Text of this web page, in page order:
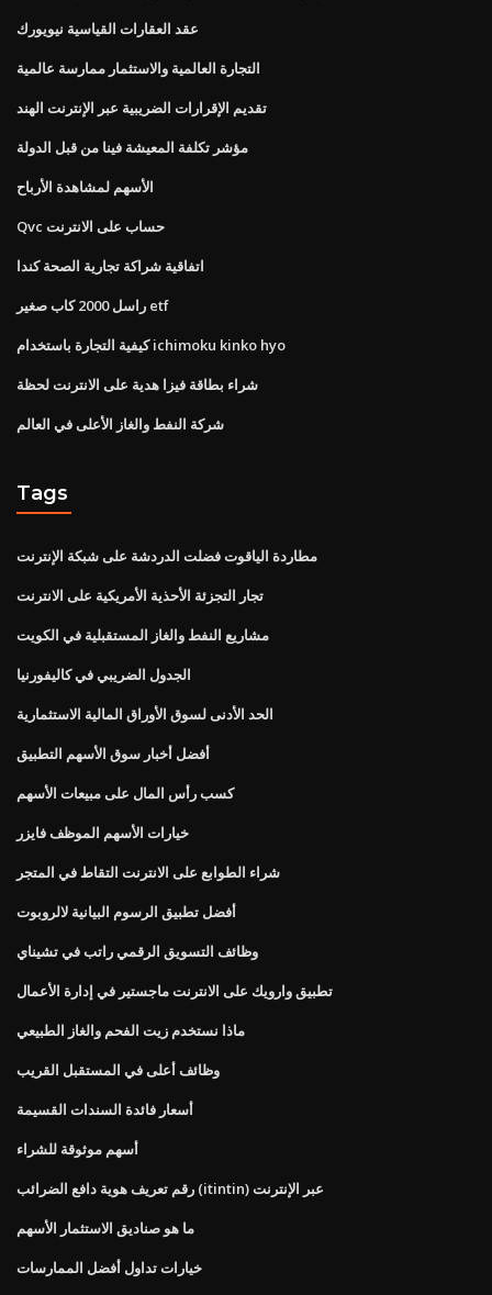
عقد العقارات القياسية نيويورك
التجارة العالمية والاستثمار ممارسة عالمية
تقديم الإقرارات الضريبية عبر الإنترنت الهند
مؤشر تكلفة المعيشة فينا من قبل الدولة
الأسهم لمشاهدة الأرباح
Qvc حساب على الانترنت
اتفاقية شراكة تجارية الصحة كندا
راسل 2000 كاب صغير etf
كيفية التجارة باستخدام ichimoku kinko hyo
شراء بطاقة فيزا هدية على الانترنت لحظة
شركة النفط والغاز الأعلى في العالم
Tags
مطاردة الياقوت فضلت الدردشة على شبكة الإنترنت
تجار التجزئة الأحذية الأمريكية على الانترنت
مشاريع النفط والغاز المستقبلية في الكويت
الجدول الضريبي في كاليفورنيا
الحد الأدنى لسوق الأوراق المالية الاستثمارية
أفضل أخبار سوق الأسهم التطبيق
كسب رأس المال على مبيعات الأسهم
خيارات الأسهم الموظف فايزر
شراء الطوابع على الانترنت التقاط في المتجر
أفضل تطبيق الرسوم البيانية لالروبوت
وظائف التسويق الرقمي راتب في تشيناي
تطبيق وارويك على الانترنت ماجستير في إدارة الأعمال
ماذا نستخدم زيت الفحم والغاز الطبيعي
وظائف أعلى في المستقبل القريب
أسعار فائدة السندات القسيمة
أسهم موثوقة للشراء
رقم تعريف هوية دافع الضرائب (itintin) عبر الإنترنت
ما هو صناديق الاستثمار الأسهم
خيارات تداول أفضل الممارسات